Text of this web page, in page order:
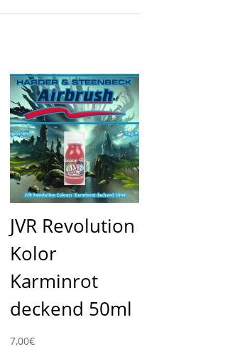
JVR Revolution
Kolor
Karminrot
deckend 50ml
7,00€